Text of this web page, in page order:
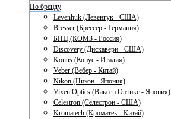
По бренду
Levenhuk (Левенгук - США)
Bresser (Брессер - Германия)
БПЦ (КОМЗ - Россия)
Discovery (Дискавери - США)
Konus (Конус - Италия)
Veber (Вебер - Китай)
Nikon (Никон - Япония)
Vixen Optics (Виксен Оптикс - Япония)
Celestron (Селестрон - США)
Kromatech (Кроматек - Китай)